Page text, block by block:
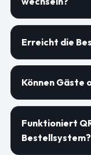
Erreicht die
Können Gäste
Funktioniert
Bestellsystem?